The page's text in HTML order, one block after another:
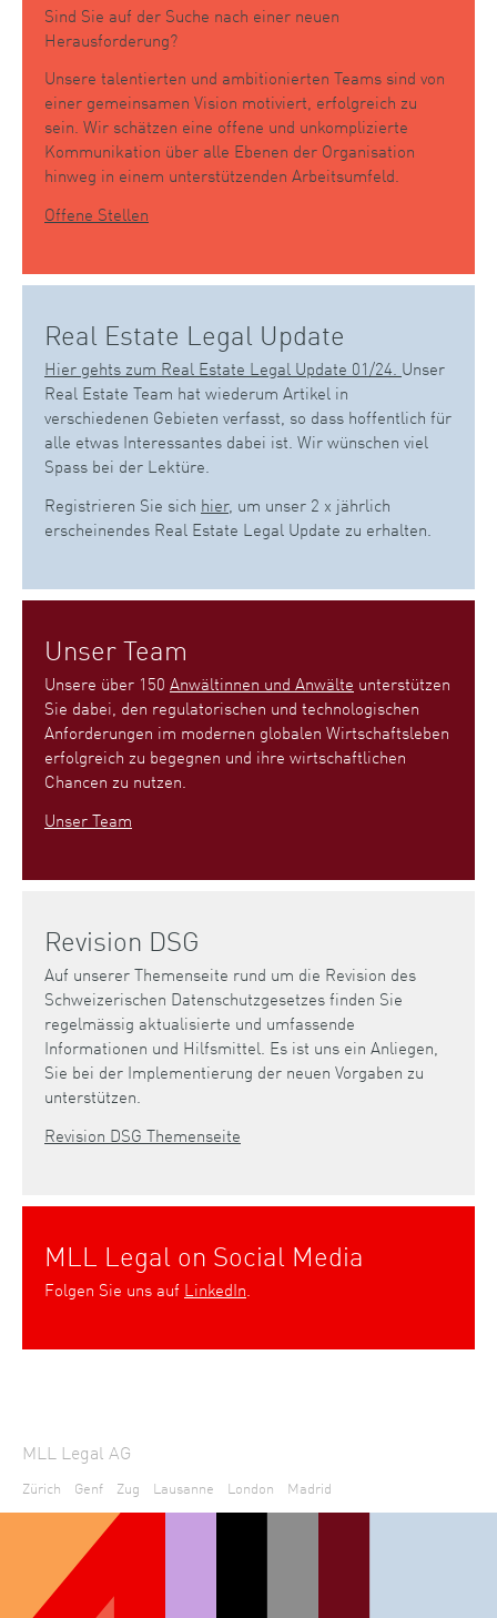
Sind Sie auf der Suche nach einer neuen
Herausforderung?
Unsere talentierten und ambitionierten Teams sind von
einer gemeinsamen Vision motiviert, erfolgreich zu
sein. Wir schätzen eine offene und unkomplizierte
Kommunikation über alle Ebenen der Organisation
hinweg in einem unterstützenden Arbeitsumfeld.
Offene Stellen
Real Estate Legal Update
Hier gehts zum Real Estate Legal Update 01/24. Unser
Real Estate Team hat wiederum Artikel in
verschiedenen Gebieten verfasst, so dass hoffentlich für
alle etwas Interessantes dabei ist. Wir wünschen viel
Spass bei der Lektüre.
Registrieren Sie sich hier, um unser 2 x jährlich
erscheinendes Real Estate Legal Update zu erhalten.
Unser Team
Unsere über 150 Anwältinnen und Anwälte unterstützen
Sie dabei, den regulatorischen und technologischen
Anforderungen im modernen globalen Wirtschaftsleben
erfolgreich zu begegnen und ihre wirtschaftlichen
Chancen zu nutzen.
Unser Team
Revision DSG
Auf unserer Themenseite rund um die Revision des
Schweizerischen Datenschutzgesetzes finden Sie
regelmässig aktualisierte und umfassende
Informationen und Hilfsmittel. Es ist uns ein Anliegen,
Sie bei der Implementierung der neuen Vorgaben zu
unterstützen.
Revision DSG Themenseite
MLL Legal on Social Media
Folgen Sie uns auf LinkedIn.
MLL Legal AG
Zürich Genf Zug Lausanne London Madrid